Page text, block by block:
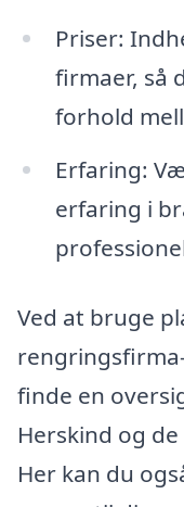
Priser:
firmaer, så
forhold
Erfaring:
erfaring i
Ved at bruge
finde en
Herskind og
Her kan du